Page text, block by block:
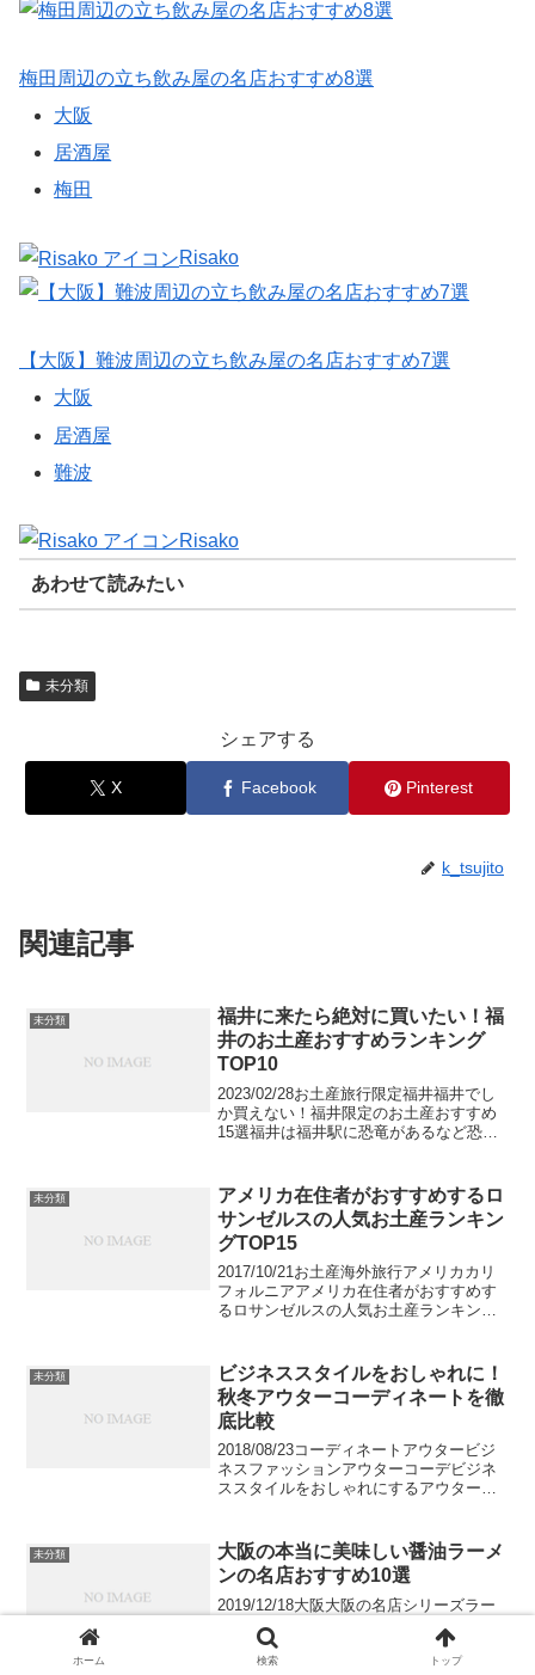
梅田周辺の立ち飲み屋の名店おすすめ8選
大阪
居酒屋
梅田
Risako
【大阪】難波周辺の立ち飲み屋の名店おすすめ7選
大阪
居酒屋
難波
Risako
あわせて読みたい
未分類
シェアする
X Facebook Pinterest
k_tsujito
関連記事
未分類
福井に来たら絶対に買いたい！福
井のお土産おすすめランキング
TOP10
2023/02/28お土産旅行限定福井福井でし
か買えない！福井限定のお土産おすすめ
15選福井は福井駅に恐竜があるなど恐竜
級な特産品がよく知られて居ます。古く
からの独自の...
未分類
アメリカ在住者がおすすめするロ
サンゼルスの人気お土産ランキン
グTOP15
2017/10/21お土産海外旅行アメリカカリ
フォルニアアメリカ在住者がおすすめす
るロサンゼルスの人気お土産ランキング
る大都市です。サンタモニカ、ビバリー
ヒルズ、ハリ...
未分類
ビジネススタイルをおしゃれに！
秋冬アウターコーディネートを徹
底比較
2018/08/23コーディネートアウタービジ
ネスファッションアウターコーデビジネ
ススタイルをおしゃれにするアウターコ
多いので、おしゃれなものをチョイスし
たいですよね...
未分類
大阪の本当に美味しい醤油ラーメ
ンの名店おすすめ10選
2019/12/18大阪大阪の名店シリーズラー
メン醤油ラーメン大阪の本当に美味しい
醤油ラーメンの名店おすすめ10選大阪の
本当に美味しい醤油ラーメンの名店をご
ホーム 検索 トップ